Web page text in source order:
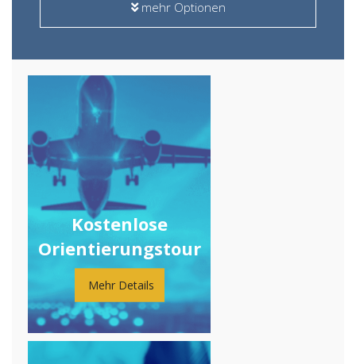
mehr Optionen
Kostenlose
Orientierungstour
Mehr Details